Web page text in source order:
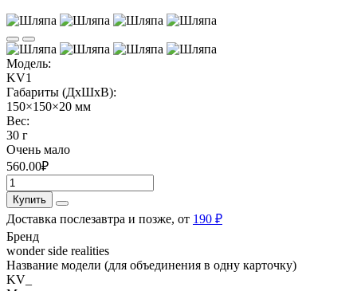
Модель:
KV1
Габариты (ДхШхВ):
150×150×20 мм
Вес:
30 г
Очень мало
560.00₽
Купить
Доставка послезавтра и позже, от 190 ₽
Бренд
wonder side realities
Название модели (для объединения в одну карточку)
KV_